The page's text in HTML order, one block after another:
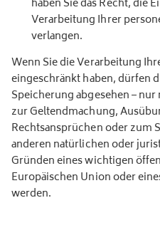
haben Sie das Recht, die
Verarbeitung Ihrer
verlangen.
Wenn Sie die Verarbeitung
eingeschränkt haben, dürfen
Speicherung abgesehen –
zur Geltendmachung,
Rechtsansprüchen oder zum
anderen natürlichen oder
Gründen eines wichtigen
Europäischen Union oder
werden.